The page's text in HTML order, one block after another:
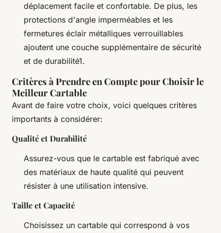
déplacement facile et confortable. De plus, les
protections d'angle imperméables et les
fermetures éclair métalliques verrouillables
ajoutent une couche supplémentaire de sécurité
et de durabilité1.
Critères à Prendre en Compte pour Choisir le
Meilleur Cartable
Avant de faire votre choix, voici quelques critères
importants à considérer:
Qualité et Durabilité
Assurez-vous que le cartable est fabriqué avec
des matériaux de haute qualité qui peuvent
résister à une utilisation intensive.
Taille et Capacité
Choisissez un cartable qui correspond à vos